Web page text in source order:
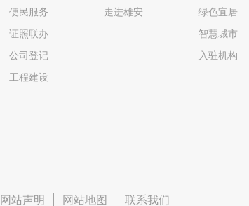
便民服务
证照联办
公司登记
工程建设
走进雄安
绿色宜居
智慧城市
入驻机构
网站声明 网站地图 联系我们